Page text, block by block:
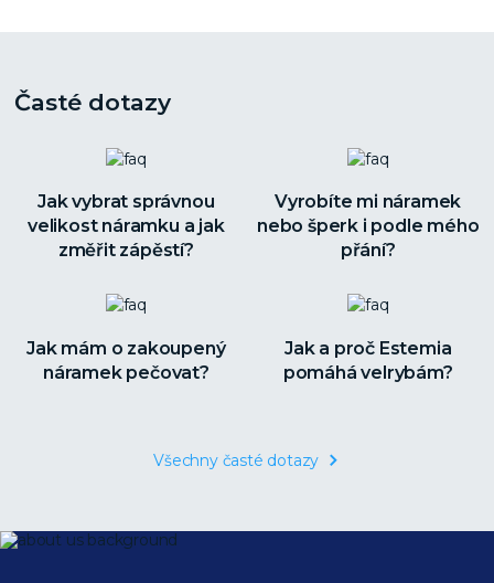
Časté dotazy
Jak vybrat správnou
velikost náramku a jak
změřit zápěstí?
Vyrobíte mi náramek
nebo šperk i podle mého
přání?
Jak mám o zakoupený
náramek pečovat?
Jak a proč Estemia
pomáhá velrybám?
Všechny časté dotazy